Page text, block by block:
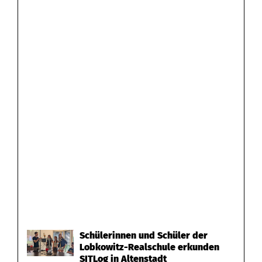
Schülerinnen und Schüler der
Lobkowitz-Realschule erkunden
SITLog in Altenstadt